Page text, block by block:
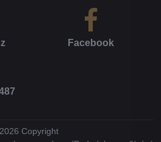
Facebook
2026 Copyright